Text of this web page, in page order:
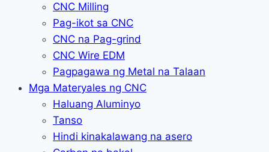
CNC Milling
Pag-ikot sa CNC
CNC na Pag-grind
CNC Wire EDM
Pagpagawa ng Metal na Talaan
Mga Materyales ng CNC
Haluang Aluminyo
Tanso
Hindi kinakalawang na asero